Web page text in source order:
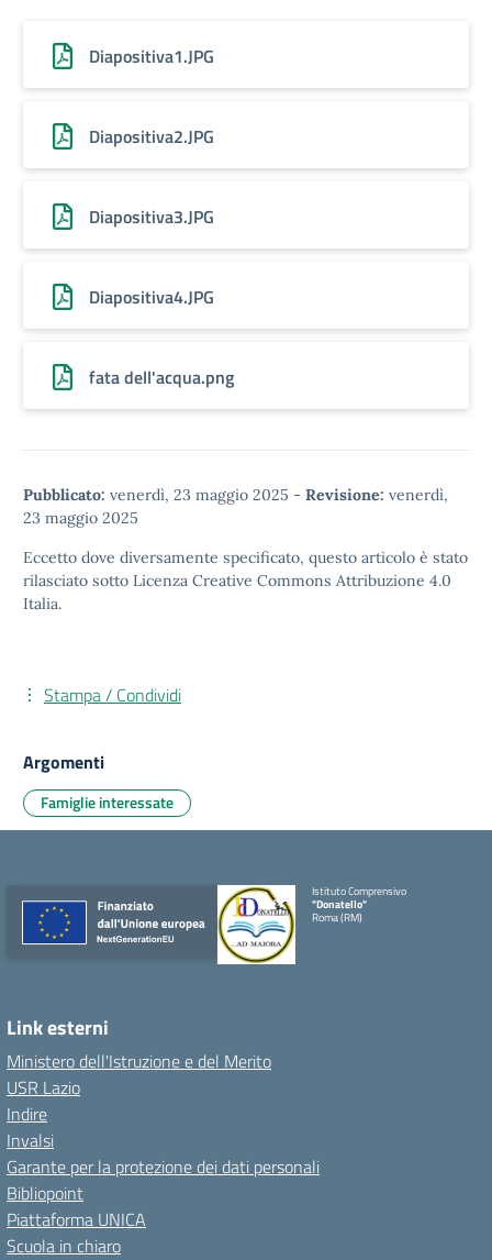
Diapositiva1.JPG
Diapositiva2.JPG
Diapositiva3.JPG
Diapositiva4.JPG
fata dell'acqua.png
Pubblicato: venerdì, 23 maggio 2025 - Revisione: venerdì,
23 maggio 2025
Eccetto dove diversamente specificato, questo articolo è stato
rilasciato sotto Licenza Creative Commons Attribuzione 4.0
Italia.
Stampa / Condividi
Argomenti
Famiglie interessate
Istituto Comprensivo
"Donatello"
Roma (RM)
Link esterni
Ministero dell'Istruzione e del Merito
USR Lazio
Indire
Invalsi
Garante per la protezione dei dati personali
Bibliopoint
Piattaforma UNICA
Scuola in chiaro